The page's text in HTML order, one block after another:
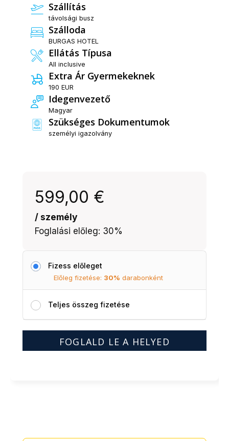
Szállítás
távolsági busz
Szálloda
BURGAS HOTEL
Ellátás Típusa
All inclusive
Extra Ár Gyermekeknek
190 EUR
Idegenvezető
Magyar
Szükséges Dokumentumok
személyi igazolvány
599,00 €
/ személy
Foglalási előleg: 30%
Fizess előleget
Előleg fizetése: 30% darabonként
Teljes összeg fizetése
nap
FOGLALD LE A HELYED